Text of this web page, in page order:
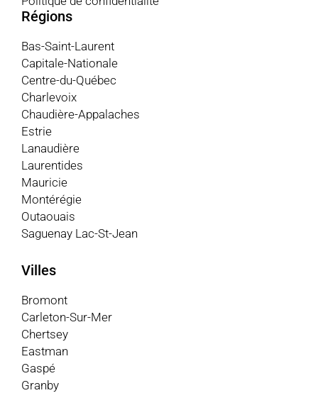
Régions
Bas-Saint-Laurent
Capitale-Nationale
Centre-du-Québec
Charlevoix
Chaudière-Appalaches
Estrie
Lanaudière
Laurentides
Mauricie
Montérégie
Outaouais
Saguenay Lac-St-Jean
Villes
Bromont
Carleton-Sur-Mer
Chertsey
Eastman
Gaspé
Granby